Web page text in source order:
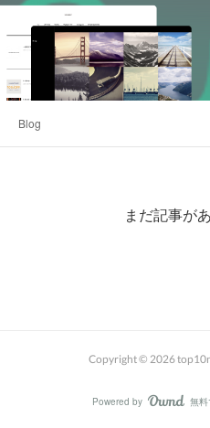
Blog
まだ記事が
Copyright © 2026
Powered by 無